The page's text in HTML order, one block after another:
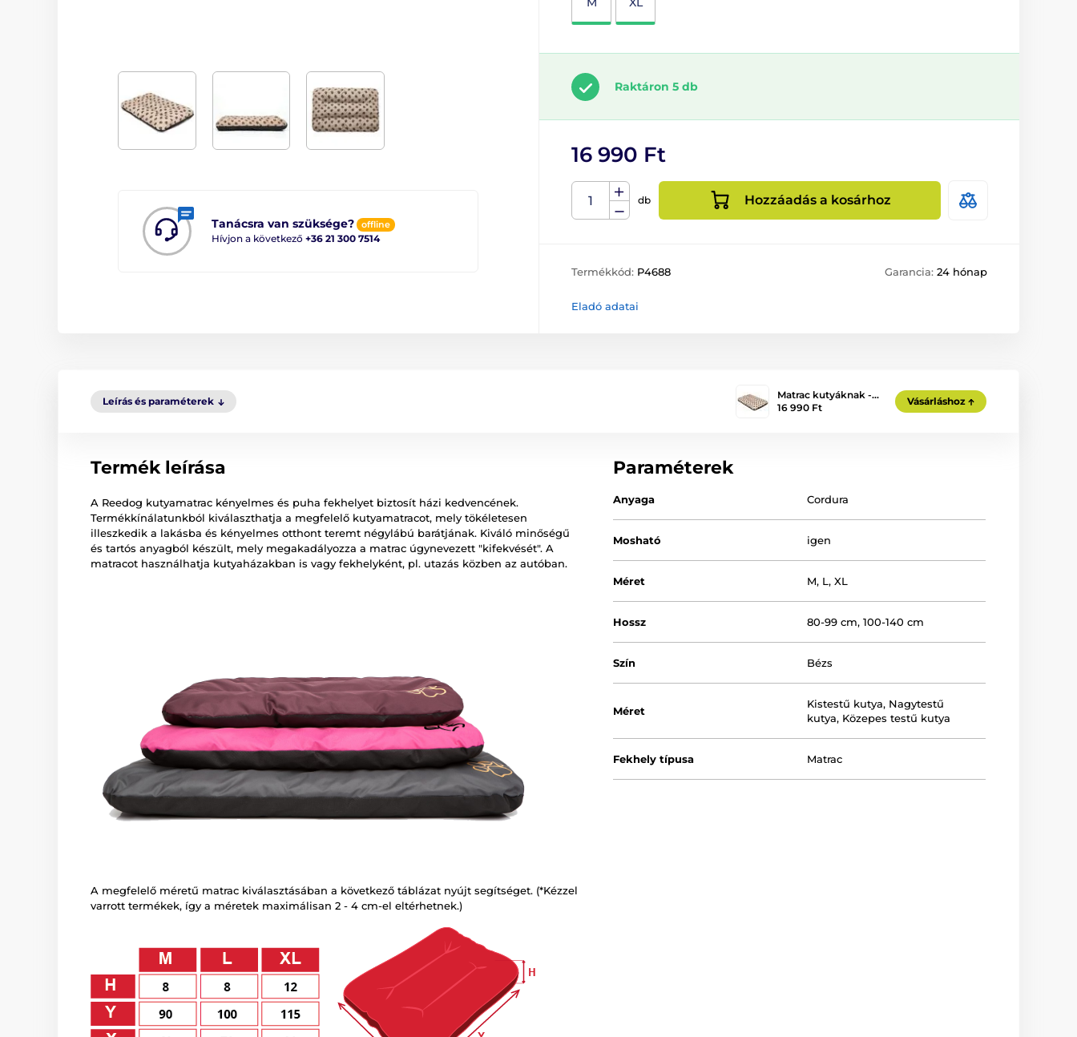
Tanácsra van szüksége? offline
Hívjon a következő +36 21 300 7514
Raktáron 5 db
16 990 Ft
db Hozzáadás a kosárhoz
Termékkód: P4688 Garancia: 24 hónap
Eladó adatai
Leírás és paraméterek
Matrac kutyáknak -…
16 990 Ft
Vásárláshoz
Termék leírása
A Reedog kutyamatrac kényelmes és puha fekhelyet biztosít házi kedvencének.
Termékkínálatunkból kiválaszthatja a megfelelő kutyamatracot, mely tökéletesen
illeszkedik a lakásba és kényelmes otthont teremt négylábú barátjának. Kiváló minőségű
és tartós anyagból készült, mely megakadályozza a matrac úgynevezett "kifekvését". A
matracot használhatja kutyaházakban is vagy fekhelyként, pl. utazás közben az autóban.
A megfelelő méretű matrac kiválasztásában a következő táblázat nyújt segítséget. (*Kézzel
varrott termékek, így a méretek maximálisan 2 - 4 cm-el eltérhetnek.)
Paraméterek
Anyaga Cordura
Mosható igen
Méret M, L,XL
Hossz 80-99 cm,100-140 cm
Szín Bézs
Méret
Kistestű kutya, Nagytestű
kutya, Közepes testű kutya
Fekhely típusa Matrac